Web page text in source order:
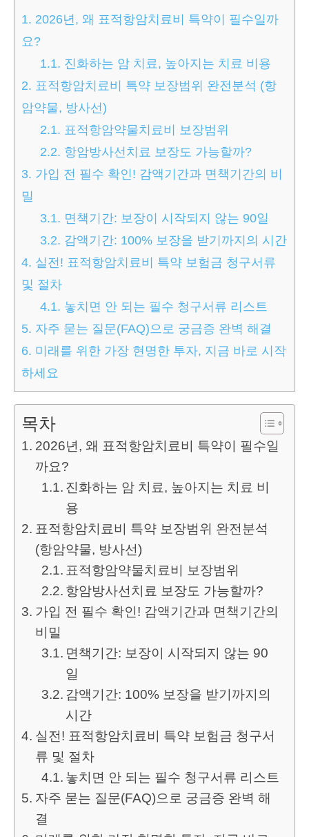
1. 2026년, 왜 표적항암치료비 특약이 필수일까
요?
1.1. 진화하는 암 치료, 높아지는 치료 비용
2. 표적항암치료비 특약 보장범위 완전분석 (항
암약물, 방사선)
2.1. 표적항암약물치료비 보장범위
2.2. 항암방사선치료 보장도 가능할까?
3. 가입 전 필수 확인! 감액기간과 면책기간의 비
밀
3.1. 면책기간: 보장이 시작되지 않는 90일
3.2. 감액기간: 100% 보장을 받기까지의 시간
4. 실전! 표적항암치료비 특약 보험금 청구서류
및 절차
4.1. 놓치면 안 되는 필수 청구서류 리스트
5. 자주 묻는 질문(FAQ)으로 궁금증 완벽 해결
6. 미래를 위한 가장 현명한 투자, 지금 바로 시작
하세요
목차
2026년, 왜 표적항암치료비 특약이 필수일
까요?
진화하는 암 치료, 높아지는 치료 비
용
표적항암치료비 특약 보장범위 완전분석
(항암약물, 방사선)
표적항암약물치료비 보장범위
항암방사선치료 보장도 가능할까?
가입 전 필수 확인! 감액기간과 면책기간의
비밀
면책기간: 보장이 시작되지 않는 90
일
감액기간: 100% 보장을 받기까지의
시간
실전! 표적항암치료비 특약 보험금 청구서
류 및 절차
놓치면 안 되는 필수 청구서류 리스트
자주 묻는 질문(FAQ)으로 궁금증 완벽 해
결